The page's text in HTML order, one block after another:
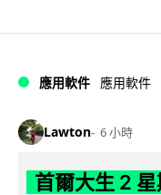
應用軟件 應用軟件
Lawton 6 小時
首爾大生 2